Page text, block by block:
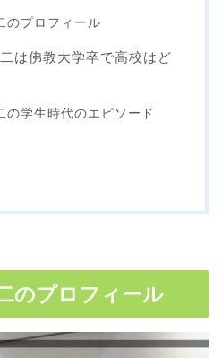
のプロフィール
は佛教大学卒で高校はど
の学生時代のエピソード
のプロフィール